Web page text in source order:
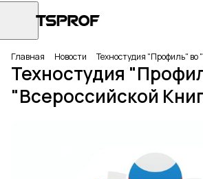
Главная Новости Техностудия "Профиль" во
Техностудия
"Всероссийской